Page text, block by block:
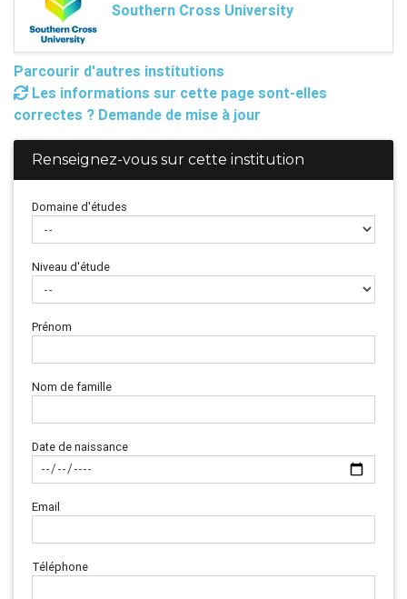
Southern Cross University
Parcourir d'autres institutions
Les informations sur cette page sont-elles
correctes ? Demande de mise à jour
Renseignez-vous sur cette institution
Domaine d'études
Niveau d'étude
Prénom
Nom de famille
Date de naissance
Email
Téléphone